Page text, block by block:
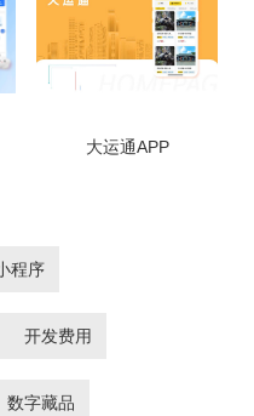
大运通APP
程序
开发费用
数字藏品